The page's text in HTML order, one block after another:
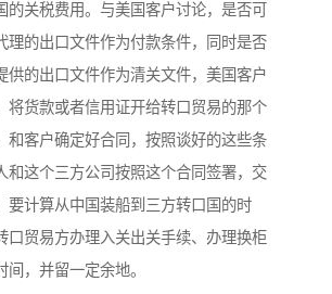
的关税费用。与美国客户讨论，是否可
理的出口文件作为付款条件，同时是否
供的出口文件作为清关文件，美国客户
将货款或者信用证开给转口贸易的那个
和客户确定好合同，按照谈好的这些条
和这个三方公司按照这个合同签署，交
要计算从中国装船到三方转口国的时
口贸易方办理入关出关手续、办理换柜
间，并留一定余地。